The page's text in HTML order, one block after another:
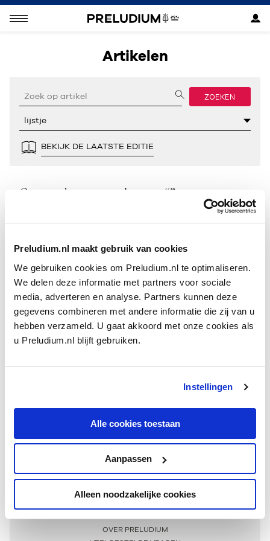
Preludium.nl maakt gebruik van cookies
We gebruiken cookies om Preludium.nl te optimaliseren.
We delen deze informatie met partners voor sociale
media, adverteren en analyse. Partners kunnen deze
gegevens combineren met andere informatie die zij van u
hebben verzameld. U gaat akkoord met onze cookies als
u Preludium.nl blijft gebruiken.
Instellingen
Alle cookies toestaan
Aanpassen
Alleen noodzakelijke cookies
Artikelen
ZOEKEN
BEKIJK DE LAATSTE EDITIE
Geen resultaten gevonden voor “”.
Meer informatie
OVER PRELUDIUM